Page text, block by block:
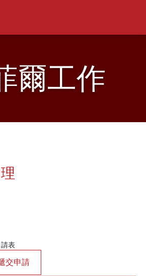
爾工作
表
交申請